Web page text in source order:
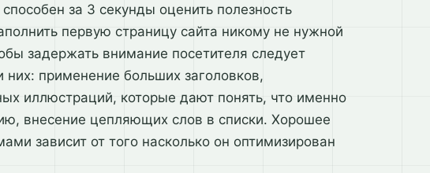
за 3 секунды оценить полезность
первую страницу сайта никому не нужной
задержать внимание посетителя следует
применение больших заголовков,
иллюстраций, которые дают понять, что именно
внесение цепляющих слов в списки. Хорошее
зависит от того насколько он оптимизирован